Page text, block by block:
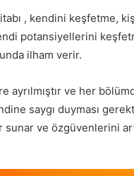
, kendini keşfetme,
potansiyellerini
ilham verir.
ayrılmıştır ve her
saygı duyması
ve özgüvenlerini